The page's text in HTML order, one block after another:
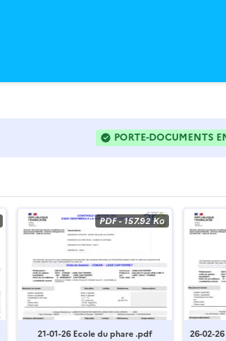
PORTE-DOCUMENTS
: LES FICHIERS PEUVENT
PDF-157.92 Ko
21-01-26 Ecole du phare .pdf
26-02-